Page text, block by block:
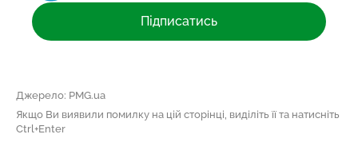
Підписатись
Джерело: PMG.ua
Якщо Ви виявили помилку на цій сторінці, виділіть її та натисніть
Ctrl+Enter